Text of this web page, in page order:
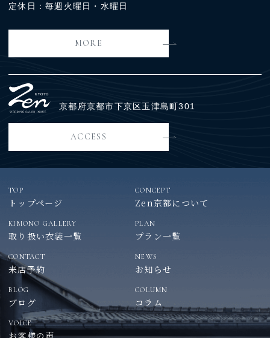
定休日：毎週火曜日・水曜日
MORE
京都府京都市下京区玉津島町301
ACCESS
TOP
トップページ
CONCEPT
Zen京都について
KIMONO GALLERY
取り扱い衣装一覧
PLAN
プラン一覧
CONTACT
来店予約
NEWS
お知らせ
BLOG
ブログ
COLUMN
コラム
VOICE